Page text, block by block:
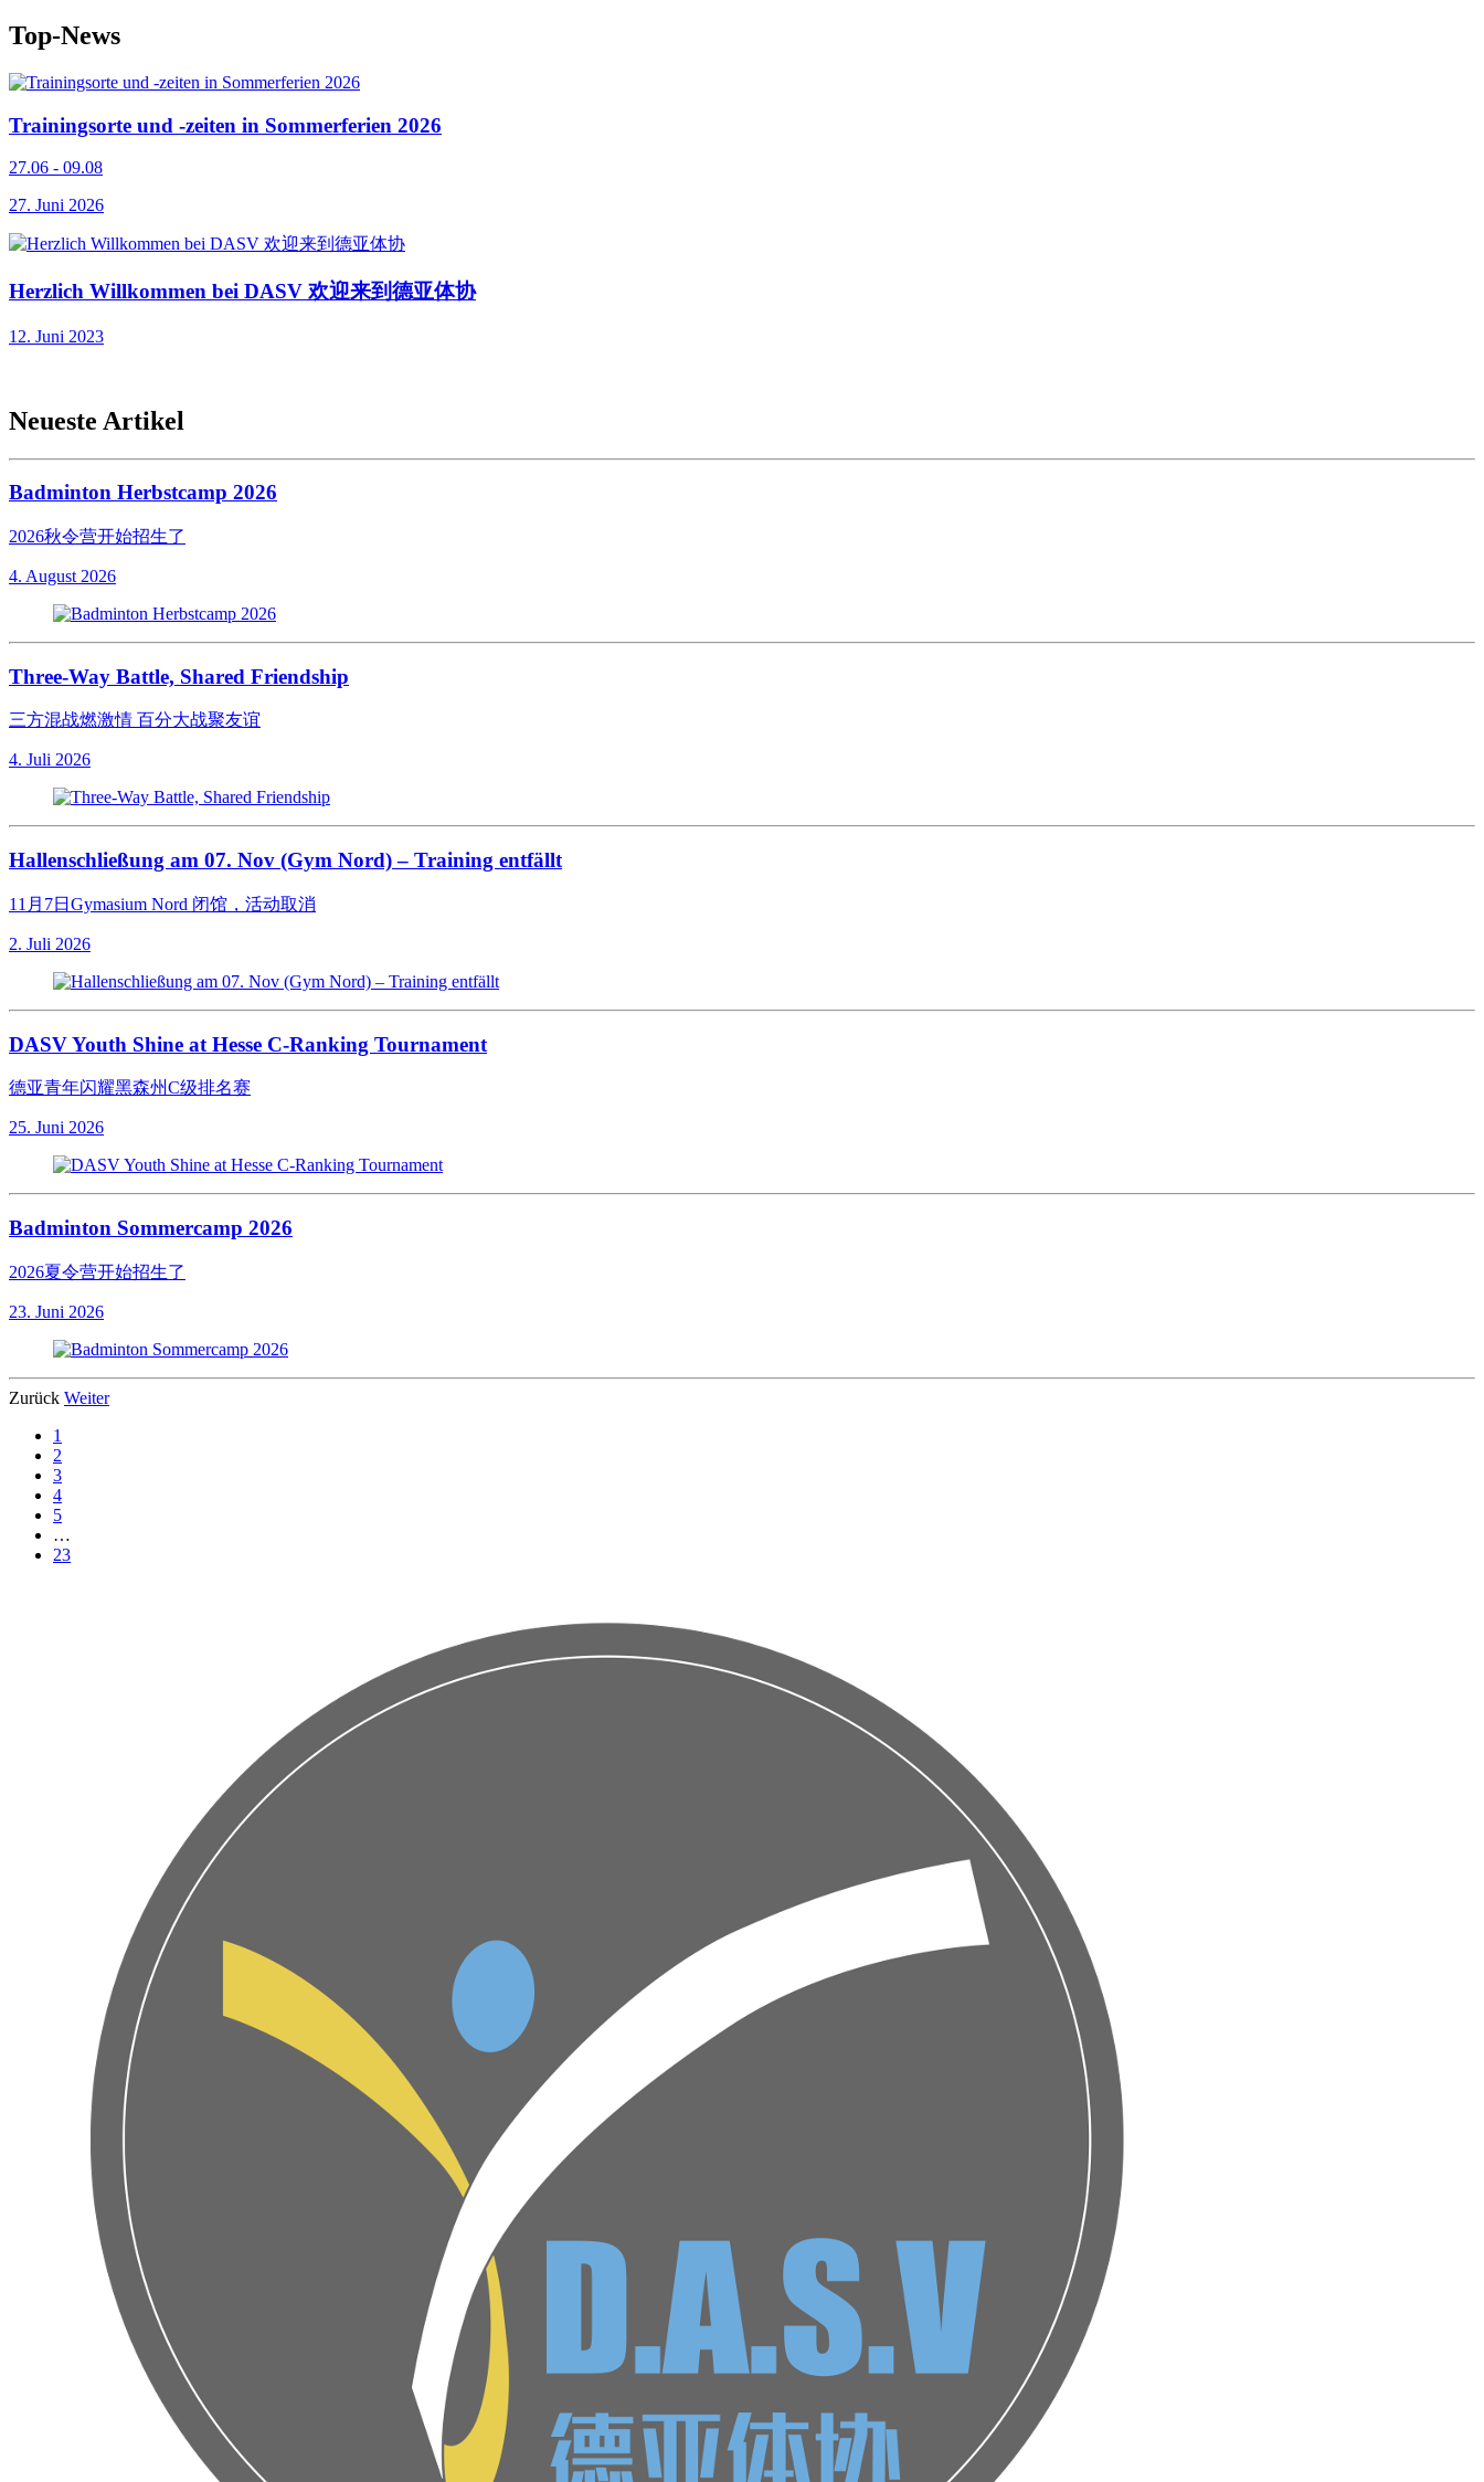
Top-News
Trainingsorte und -zeiten in Sommerferien 2026
27.06 - 09.08
27. Juni 2026
Herzlich Willkommen bei DASV 欢迎来到德亚体协
12. Juni 2023
Neueste Artikel
Badminton Herbstcamp 2026
2026秋令营开始招生了
4. August 2026
Three-Way Battle, Shared Friendship
三方混战燃激情 百分大战聚友谊
4. Juli 2026
Hallenschließung am 07. Nov (Gym Nord) – Training entfällt
11月7日Gymasium Nord 闭馆，活动取消
2. Juli 2026
DASV Youth Shine at Hesse C-Ranking Tournament
德亚青年闪耀黑森州C级排名赛
25. Juni 2026
Badminton Sommercamp 2026
2026夏令营开始招生了
23. Juni 2026
Zurück Weiter
1
2
3
4
5
…
23